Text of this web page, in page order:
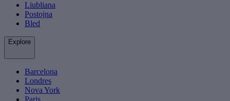
Liubliana
Postojna
Bled
Explore
Barcelona
Londres
Nova York